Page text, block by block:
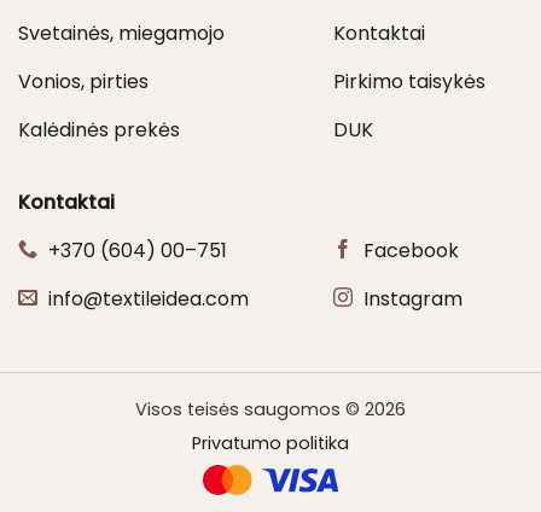
Svetainės, miegamojo
Vonios, pirties
Kalėdinės prekės
Kontaktai
Pirkimo taisykės
DUK
Kontaktai
+370 (604) 00–751
info@textileidea.com
Facebook
Instagram
Visos teisės saugomos © 2026
Privatumo politika